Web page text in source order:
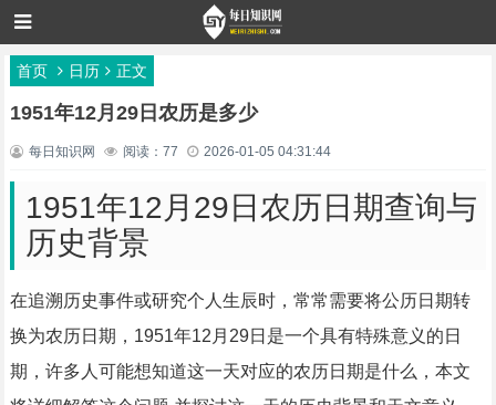
首页 日历 正文
1951年12月29日农历是多少
每日知识网 阅读：77 2026-01-05 04:31:44
1951年12月29日农历日期查询与
历史背景
在追溯历史事件或研究个人生辰时，常常需要将公历日期转
换为农历日期，1951年12月29日是一个具有特殊意义的日
期，许多人可能想知道这一天对应的农历日期是什么，本文